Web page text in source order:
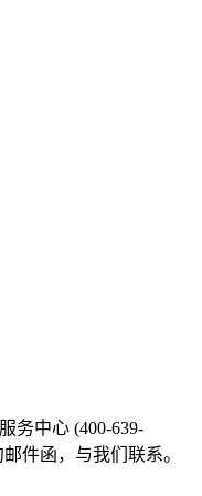
务中心 (400-639-
件函，与我们联系。